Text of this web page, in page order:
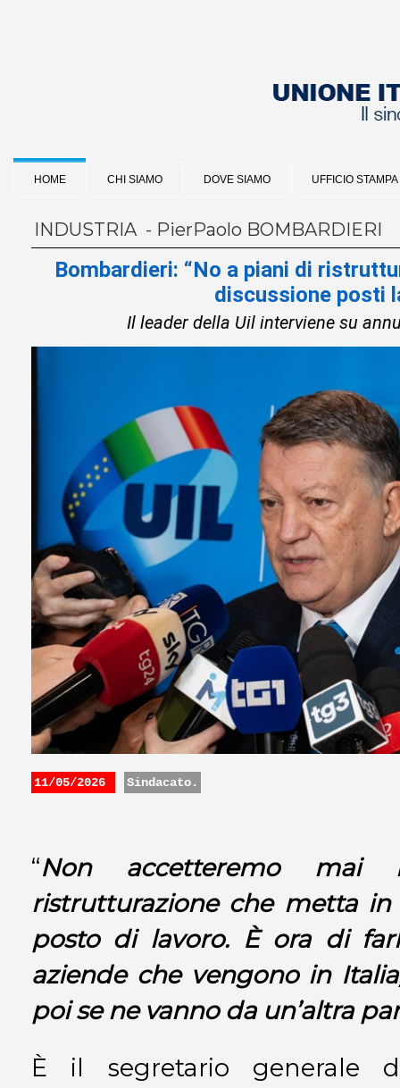
HOME CHI SIAMO DOVE SIAMO UFFICIO STAMPA
INDUSTRIA - PierPaolo BOMBARDIERI
Bombardieri: “No a piani di
discussione posti
Il leader della Uil interviene su
11/05/2026 Sindacato.
“Non accetteremo mai
ristrutturazione che metta in
posto di lavoro. È ora di
aziende che vengono in
poi se ne vanno da un’altra
È il segretario generale